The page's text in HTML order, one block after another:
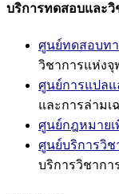
บริการทดสอบและวิ
ศูนย์ทดสอบท
วิชาการแห่งจุ
ศูนย์การแปลแ
และการล่ามเ
ศูนย์กฎหมาย
ศูนย์บริการวิ
บริการวิชาก